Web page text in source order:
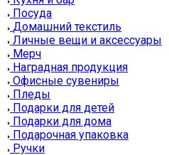
Посуда
Домашний текстиль
Личные вещи и аксессуары
Мерч
Наградная продукция
Офисные сувениры
Пледы
Подарки для детей
Подарки для дома
Подарочная упаковка
Ручки